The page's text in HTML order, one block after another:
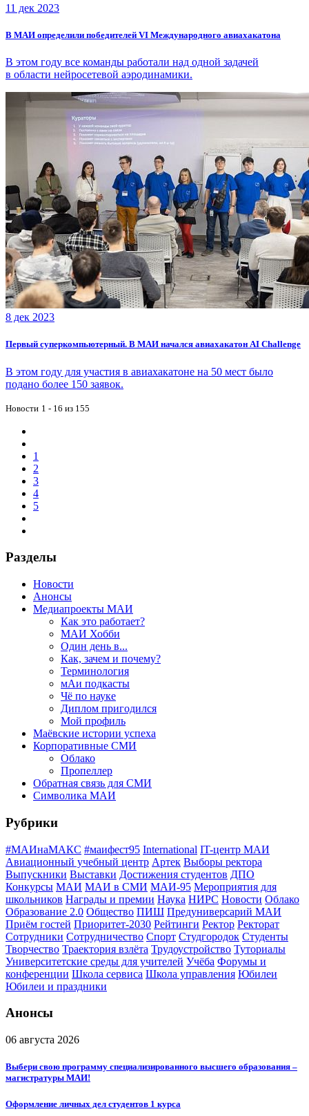
11 дек 2023
В МАИ определили победителей VI Международного авиахакатона
В этом году все команды работали над одной задачей
в области нейросетевой аэродинамики.
8 дек 2023
Первый суперкомпьютерный. В МАИ начался авиахакатон AI Challenge
В этом году для участия в авиахакатоне на 50 мест было
подано более 150 заявок.
Новости 1 - 16 из 155
1
2
3
4
5
Разделы
Новости
Анонсы
Медиапроекты МАИ
Как это работает?
МАИ Хобби
Один день в...
Как, зачем и почему?
Терминология
мАи подкасты
Чё по науке
Диплом пригодился
Мой профиль
Маёвские истории успеха
Корпоративные СМИ
Облако
Пропеллер
Обратная связь для СМИ
Символика МАИ
Рубрики
#МАИнаМАКС #маифест95 International IT-центр МАИ
Авиационный учебный центр Артек Выборы ректора
Выпускники Выставки Достижения студентов ДПО
Конкурсы МАИ МАИ в СМИ МАИ-95 Мероприятия для
школьников Награды и премии Наука НИРС Новости Облако
Образование 2.0 Общество ПИШ Предуниверсарий МАИ
Приём гостей Приоритет-2030 Рейтинги Ректор Ректорат
Сотрудники Сотрудничество Спорт Студгородок Студенты
Творчество Траектория взлёта Трудоустройство Туториалы
Университетские среды для учителей Учёба Форумы и
конференции Школа сервиса Школа управления Юбилеи
Юбилеи и праздники
Анонсы
06 августа 2026
Выбери свою программу специализированного высшего образования –
магистратуры МАИ!
Оформление личных дел студентов 1 курса